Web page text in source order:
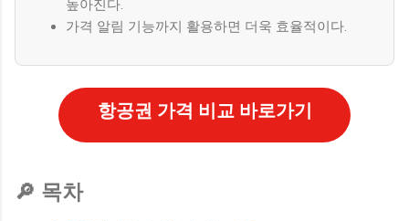
높아진다.
가격 알림 기능까지 활용하면 더욱 효율적이다.
항공권 가격 비교 바로가기
🔎 목차